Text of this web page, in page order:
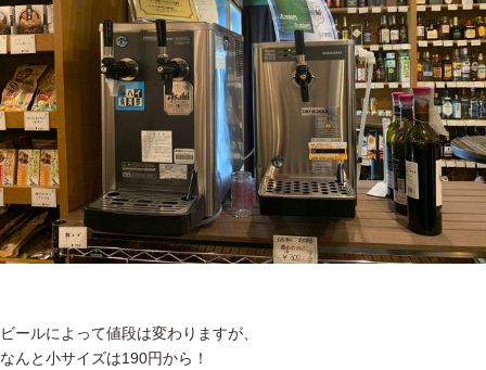
ビールによって値段は変わりますが、
なんと小サイズは190円から！